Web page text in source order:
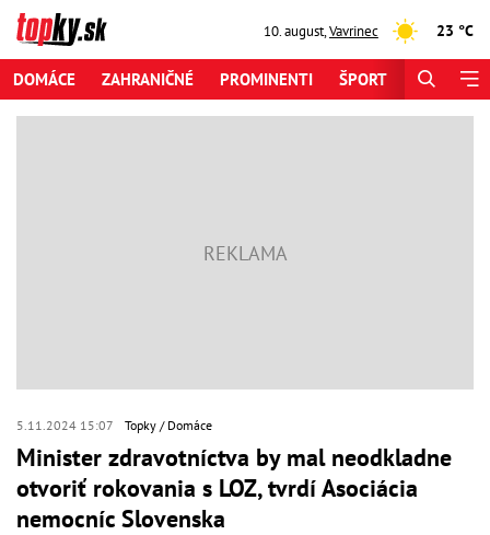
10. august,Vavrinec 23 °C
DOMÁCE ZAHRANIČNÉ PROMINENTI ŠPORT
5.11.2024 15:07 Topky Domáce
Minister zdravotníctva by mal neodkladne
otvoriť rokovania s LOZ, tvrdí Asociácia
nemocníc Slovenska